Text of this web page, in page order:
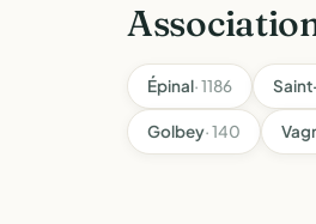
Épinal· 1186
Golbey· 140